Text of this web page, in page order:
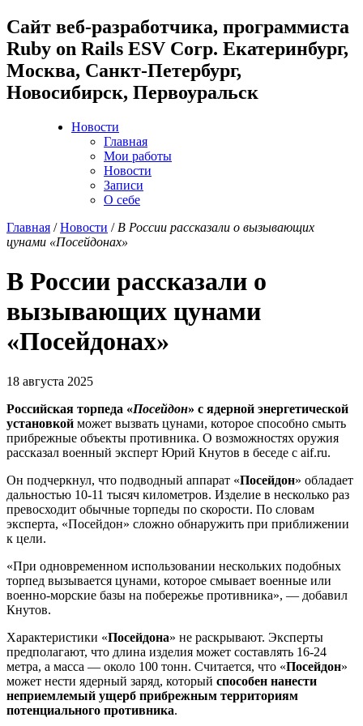
Cайт веб-разработчика, программиста
Ruby on Rails ESV Corp. Екатеринбург,
Москва, Санкт-Петербург,
Новосибирск, Первоуральск
Новости
Главная
Мои работы
Новости
Записи
О себе
Главная /Новости / В России рассказали о вызывающих
цунами «Посейдонах»
В России рассказали о
вызывающих цунами
«Посейдонах»
18 августа 2025
Российская торпеда «Посейдон» с ядерной энергетической
установкой может вызвать цунами, которое способно смыть
прибрежные объекты противника. О возможностях оружия
рассказал военный эксперт Юрий Кнутов в беседе с aif.ru.
Он подчеркнул, что подводный аппарат «Посейдон» обладает
дальностью 10-11 тысяч километров. Изделие в несколько раз
превосходит обычные торпеды по скорости. По словам
эксперта, «Посейдон» сложно обнаружить при приближении
к цели.
«При одновременном использовании нескольких подобных
торпед вызывается цунами, которое смывает военные или
военно-морские базы на побережье противника», — добавил
Кнутов.
Характеристики «Посейдона» не раскрывают. Эксперты
предполагают, что длина изделия может составлять 16-24
метра, а масса — около 100 тонн. Считается, что «Посейдон»
может нести ядерный заряд, который способен нанести
неприемлемый ущерб прибрежным территориям
потенциального противника.